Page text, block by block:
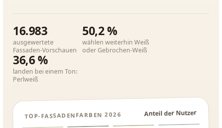
16.983
ausgewertete
Fassaden-Vorschauen
50,2 %
wählen weiterhin Weiß
oder Gebrochen-Weiß
36,6 %
landen bei einem Ton:
Perlweiß
TOP-FASSADENFARBEN 2026 Anteil der Nutzer
50 % 9,9 % 9,7 % 7,4 %
4,8 % 3,8 % 2,8 %